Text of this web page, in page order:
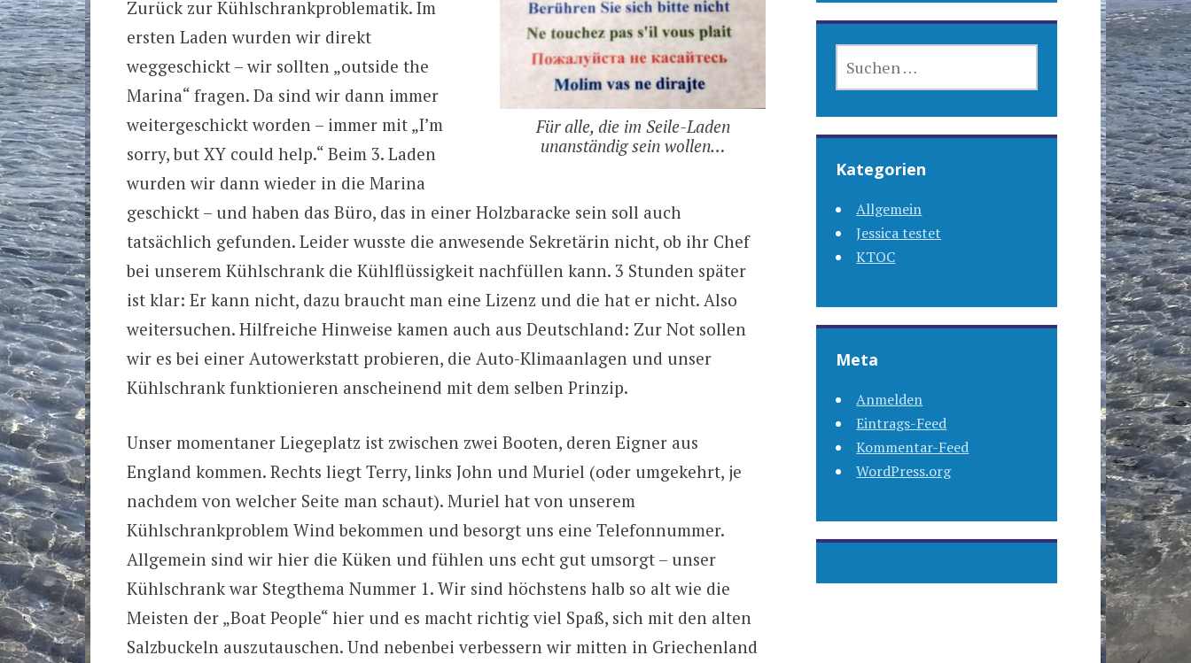
Für alle, die im Seile-Laden
unanständig sein wollen…
Zurück zur Kühlschrankproblematik. Im
ersten Laden wurden wir direkt
weggeschickt – wir sollten „outside the
Marina“ fragen. Da sind wir dann immer
weitergeschickt worden – immer mit „I’m
sorry, but XY could help.“ Beim 3. Laden
wurden wir dann wieder in die Marina
geschickt – und haben das Büro, das in einer Holzbaracke sein soll auch
tatsächlich gefunden. Leider wusste die anwesende Sekretärin nicht, ob ihr Chef
bei unserem Kühlschrank die Kühlflüssigkeit nachfüllen kann. 3 Stunden später
ist klar: Er kann nicht, dazu braucht man eine Lizenz und die hat er nicht. Also
weitersuchen. Hilfreiche Hinweise kamen auch aus Deutschland: Zur Not sollen
wir es bei einer Autowerkstatt probieren, die Auto-Klimaanlagen und unser
Kühlschrank funktionieren anscheinend mit dem selben Prinzip.
Unser momentaner Liegeplatz ist zwischen zwei Booten, deren Eigner aus
England kommen. Rechts liegt Terry, links John und Muriel (oder umgekehrt, je
nachdem von welcher Seite man schaut). Muriel hat von unserem
Kühlschrankproblem Wind bekommen und besorgt uns eine Telefonnummer.
Allgemein sind wir hier die Küken und fühlen uns echt gut umsorgt – unser
Kühlschrank war Stegthema Nummer 1. Wir sind höchstens halb so alt wie die
Meisten der „Boat People“ hier und es macht richtig viel Spaß, sich mit den alten
Salzbuckeln auszutauschen. Und nebenbei verbessern wir mitten in Griechenland
NACH:
Kategorien
Allgemein
Jessica testet
KTOC
Meta
Anmelden
Eintrags-Feed
Kommentar-Feed
WordPress.org